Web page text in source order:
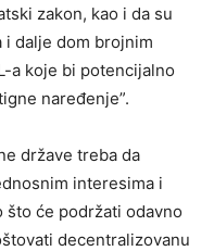
zakon, kao i da su
i dalje dom brojnim
a koje bi potencijalno
naređenje”.
države treba da
interesima i
što će podržati odavno
decentralizovanu